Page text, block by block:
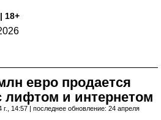
18+
евро продается
лифтом и интернетом
14:57 | последнее обновление: 24 апреля